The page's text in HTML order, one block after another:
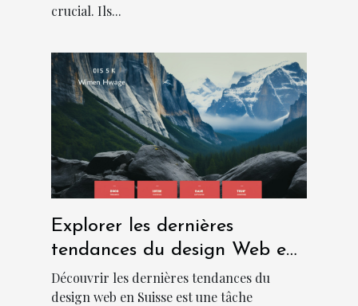
crucial. Ils...
Explorer les dernières
tendances du design Web en
Suisse
Découvrir les dernières tendances du
design web en Suisse est une tâche